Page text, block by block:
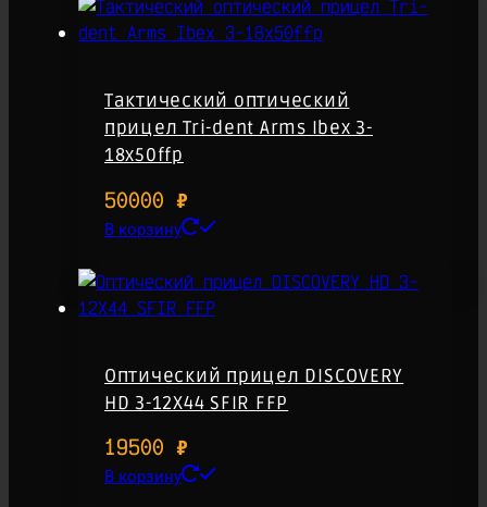
Тактический оптический
прицел Tri-dent Arms Ibex 3-
18х50ffp
50000 ₽
В корзину
Оптический прицел DISCOVERY
HD 3-12X44 SFIR FFP
19500 ₽
В корзину